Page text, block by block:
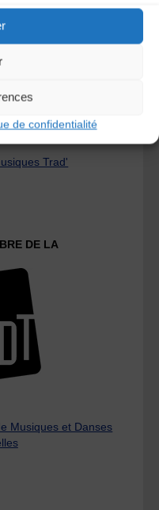
de confidentialité
Trad'
DE LA
Musiques et Danses